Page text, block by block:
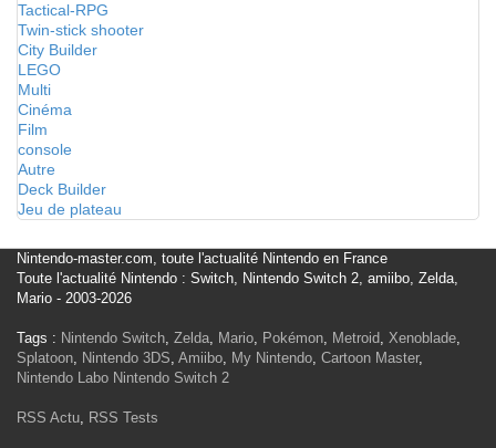
Tactical-RPG
Twin-stick shooter
City Builder
LEGO
Multi
Cinéma
Film
console
Autre
Deck Builder
Jeu de plateau
Nintendo-master.com, toute l'actualité Nintendo en France
Toute l'actualité Nintendo : Switch, Nintendo Switch 2, amiibo, Zelda,
Mario - 2003-2026
Tags : Nintendo Switch, Zelda, Mario, Pokémon, Metroid, Xenoblade,
Splatoon, Nintendo 3DS, Amiibo, My Nintendo, Cartoon Master,
Nintendo Labo Nintendo Switch 2
RSS Actu, RSS Tests